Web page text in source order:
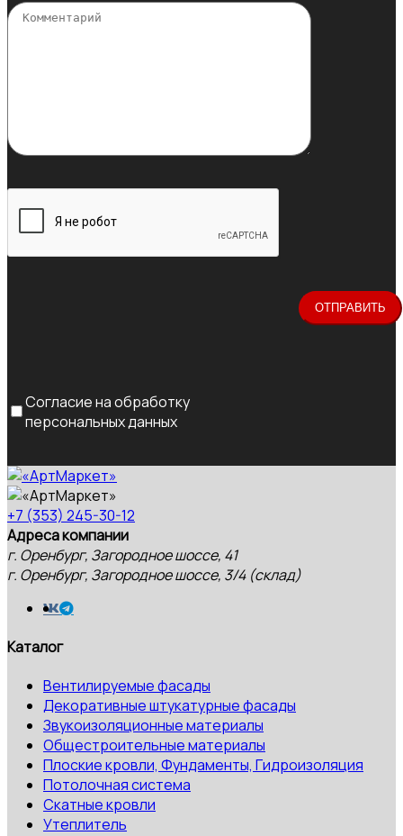
Согласие на обработку
персональных данных
+7 (353) 245-30-12
Адреса компании
г. Оренбург, Загородное шоссе, 41
г. Оренбург, Загородное шоссе, 3/4 (склад)
Каталог
Вентилируемые фасады
Декоративные штукатурные фасады
Звукоизоляционные материалы
Общестроительные материалы
Плоские кровли, Фундаменты, Гидроизоляция
Потолочная система
Скатные кровли
Утеплитель